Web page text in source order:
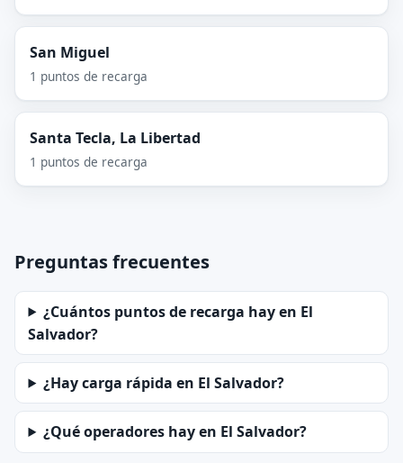
San Miguel
1 puntos de recarga
Santa Tecla, La Libertad
1 puntos de recarga
Preguntas frecuentes
¿Cuántos puntos de recarga hay en El
Salvador?
¿Hay carga rápida en El Salvador?
¿Qué operadores hay en El Salvador?